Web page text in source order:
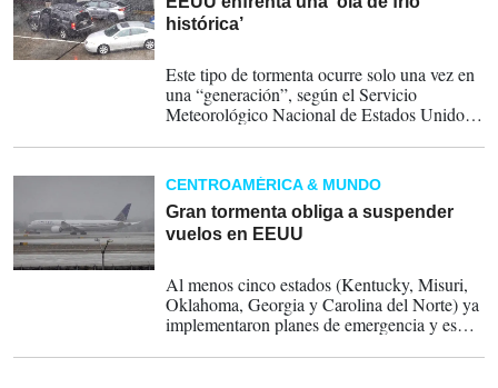
histórica’
Este tipo de tormenta ocurre solo una vez en
una “generación”, según el Servicio
Meteorológico Nacional de Estados Unidos
CENTROAMÉRICA & MUNDO
Gran tormenta obliga a suspender
vuelos en EEUU
Al menos cinco estados (Kentucky, Misuri,
Oklahoma, Georgia y Carolina del Norte) ya
implementaron planes de emergencia y es